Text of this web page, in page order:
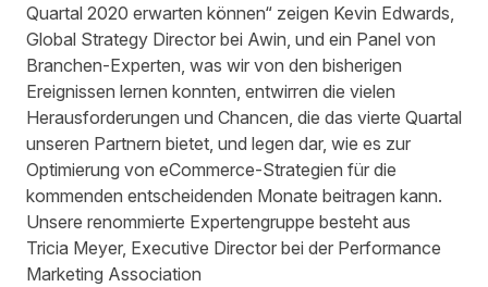
Quartal 2020 erwarten können“ zeigen Kevin Edwards,
Global Strategy Director bei Awin, und ein Panel von
Branchen-Experten, was wir von den bisherigen
Ereignissen lernen konnten, entwirren die vielen
Herausforderungen und Chancen, die das vierte Quartal
unseren Partnern bietet, und legen dar, wie es zur
Optimierung von eCommerce-Strategien für die
kommenden entscheidenden Monate beitragen kann.
Unsere renommierte Expertengruppe besteht aus
Tricia Meyer, Executive Director bei der Performance
Marketing Association